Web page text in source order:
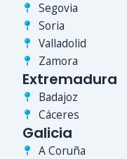
Segovia
Soria
Valladolid
Zamora
Extremadura
Badajoz
Cáceres
Galicia
A Coruña